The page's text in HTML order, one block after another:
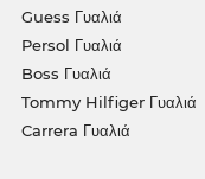
Guess Γυαλιά
Persol Γυαλιά
Boss Γυαλιά
Tommy Hilfiger Γυαλιά
Carrera Γυαλιά